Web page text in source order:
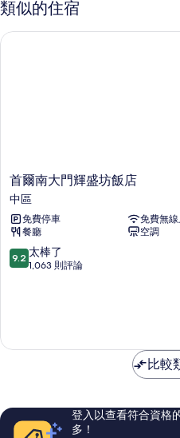
片
的
情
類似的住宿
首
爾
南
大
門
輝
盛
首爾南大門輝盛坊飯店
中區
免費停車
免費無
餐廳
空調
9.2
分，
棒
評
論
9.2 太棒了
1,063 則評論
首爾南大門輝盛坊飯店
比較
登入以查看符合資格
多！